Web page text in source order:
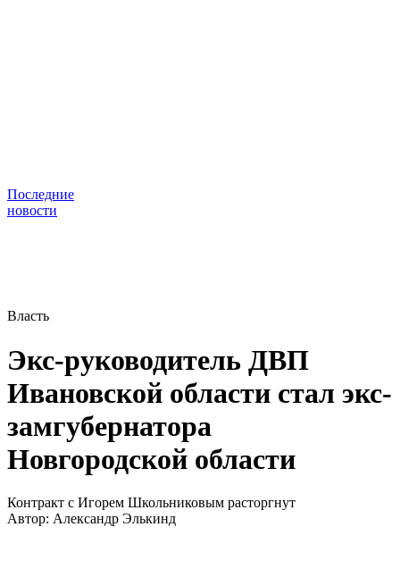
Последние
новости
Власть
Экс-руководитель ДВП
Ивановской области стал экс-
замгубернатора
Новгородской области
Контракт с Игорем Школьниковым расторгнут
Автор: Александр Элькинд